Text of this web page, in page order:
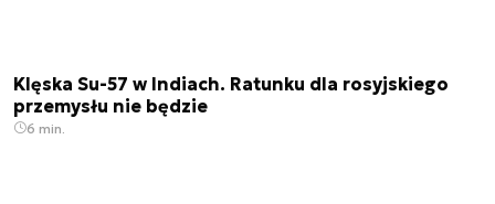
Klęska Su-57 w Indiach. Ratunku dla rosyjskiego
przemysłu nie będzie
6 min.